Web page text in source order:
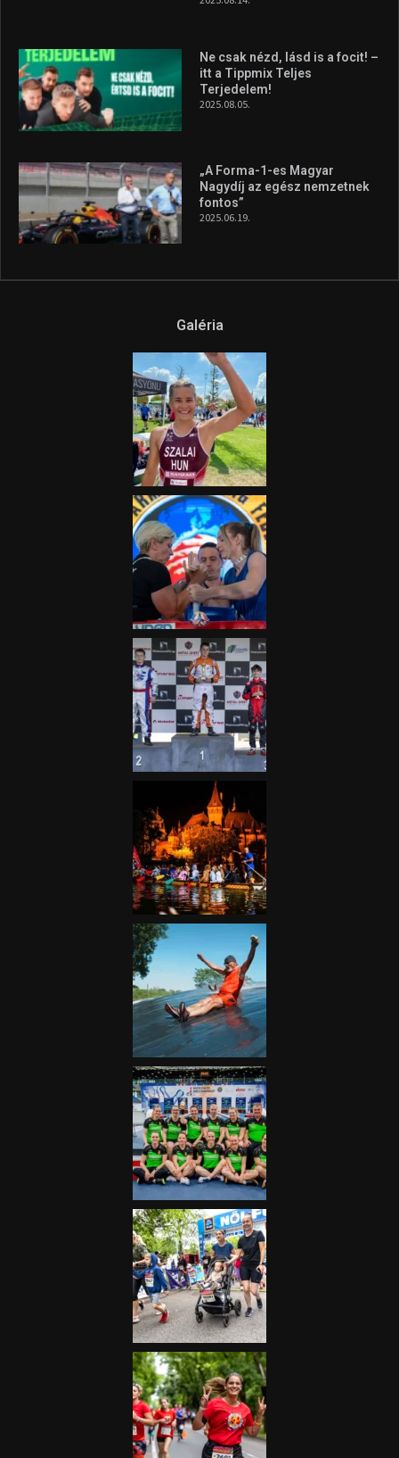
Ne csak nézd, lásd is a focit! –
itt a Tippmix Teljes
Terjedelem!
2025.08.05.
„A Forma-1-es Magyar
Nagydíj az egész nemzetnek
fontos”
2025.06.19.
Galéria